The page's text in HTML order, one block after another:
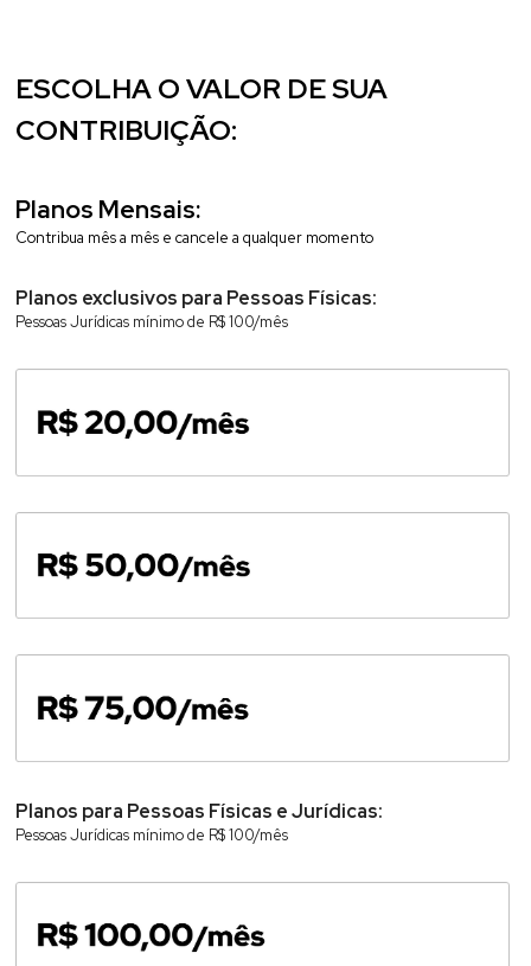
ESCOLHA O VALOR DE SUA
CONTRIBUIÇÃO:
Planos Mensais:
Contribua mês a mês e cancele a qualquer momento
Planos exclusivos para Pessoas Físicas:
Pessoas Jurídicas mínimo de R$ 100/mês
Planos para Pessoas Físicas e Jurídicas:
Pessoas Jurídicas mínimo de R$ 100/mês